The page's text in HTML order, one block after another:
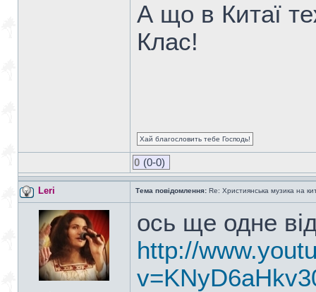
А що в Китаї
Клас!
Хай благословить тебе Господь!
0 (0-0)
Leri Тема повідомлення: Re: Християнська музика на
ось ще одне
http://